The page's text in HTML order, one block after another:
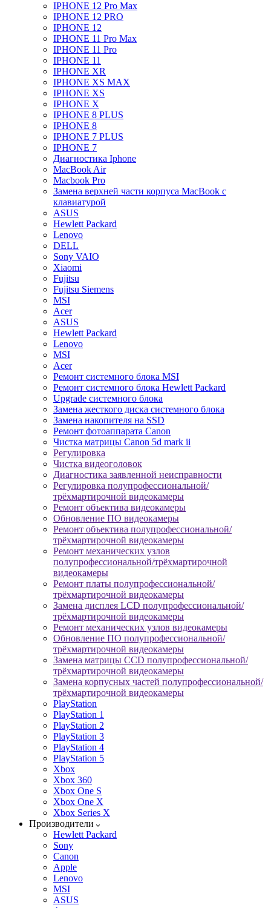
IPHONE 12 Pro Max
IPHONE 12 PRO
IPHONE 12
IPHONE 11 Pro Max
IPHONE 11 Pro
IPHONE 11
IPHONE XR
IPHONE XS MAX
IPHONE XS
IPHONE X
IPHONE 8 PLUS
IPHONE 8
IPHONE 7 PLUS
IPHONE 7
Диагностика Iphone
MacBook Air
Macbook Pro
Замена верхней части корпуса MacBook с
клавиатурой
ASUS
Hewlett Packard
Lenovo
DELL
Sony VAIO
Xiaomi
Fujitsu
Fujitsu Siemens
MSI
Acer
ASUS
Hewlett Packard
Lenovo
MSI
Acer
Ремонт системного блока MSI
Ремонт системного блока Hewlett Packard
Upgrade системного блока
Замена жесткого диска системного блока
Замена накопителя на SSD
Ремонт фотоаппарата Canon
Чистка матрицы Canon 5d mark ii
Регулировка
Чистка видеоголовок
Диагностика заявленной неисправности
Регулировка полупрофессиональной/
трёхмартирочной видеокамеры
Ремонт объектива видеокамеры
Обновление ПО видеокамеры
Ремонт объектива полупрофессиональной/
трёхмартирочной видеокамеры
Ремонт механических узлов
полупрофессиональной/трёхмартирочной
видеокамеры
Ремонт платы полупрофессиональной/
трёхмартирочной видеокамеры
Замена дисплея LCD полупрофессиональной/
трёхмартирочной видеокамеры
Ремонт механических узлов видеокамеры
Обновление ПО полупрофессиональной/
трёхмартирочной видеокамеры
Замена матрицы CCD полупрофессиональной/
трёхмартирочной видеокамеры
Замена корпусных частей полупрофессиональной/
трёхмартирочной видеокамеры
PlayStation
PlayStation 1
PlayStation 2
PlayStation 3
PlayStation 4
PlayStation 5
Xbox
Xbox 360
Xbox One S
Xbox One X
Xbox Series X
Производители
Hewlett Packard
Sony
Canon
Apple
Lenovo
MSI
ASUS